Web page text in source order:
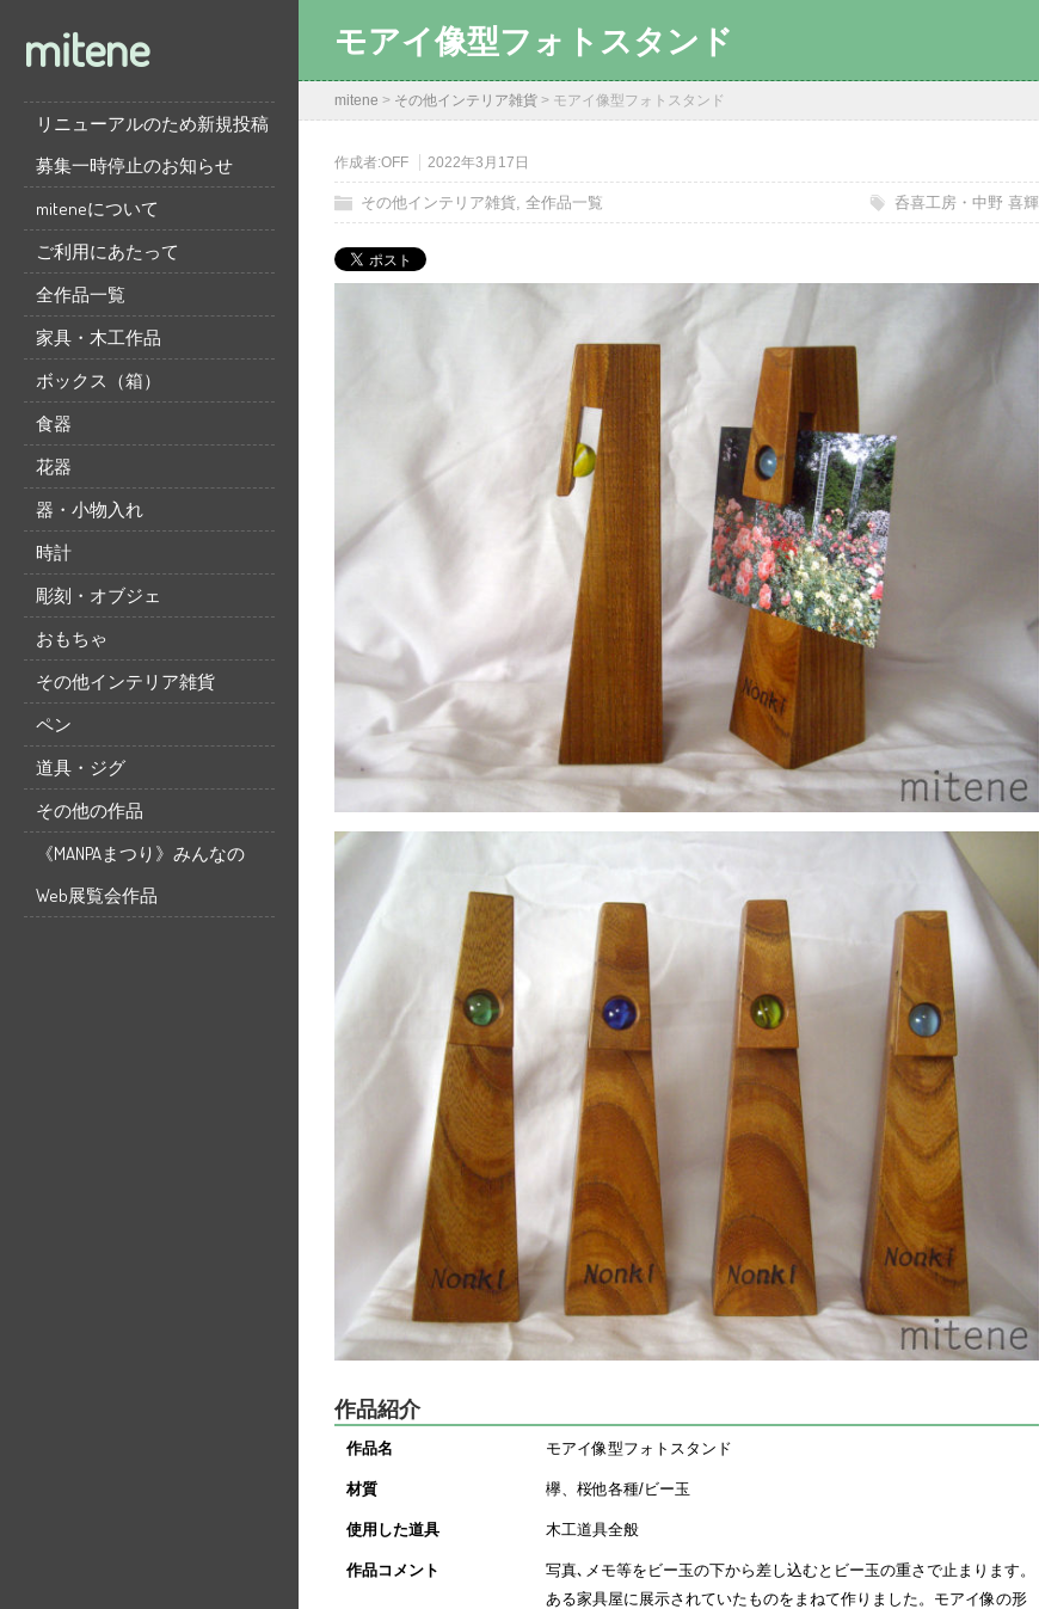
mitene
リニューアルのため新規投稿
募集一時停止のお知らせ
miteneについて
ご利用にあたって
全作品一覧
家具・木工作品
ボックス（箱）
食器
花器
器・小物入れ
時計
彫刻・オブジェ
おもちゃ
その他インテリア雑貨
ペン
道具・ジグ
その他の作品
《MANPAまつり》みんなの
Web展覧会作品
モアイ像型フォトスタンド
mitene > その他インテリア雑貨 > モアイ像型フォトスタンド
作成者:OFF 2022年3月17日
その他インテリア雑貨, 全作品一覧 呑喜工房・中野 喜輝
作品紹介
作品名 モアイ像型フォトスタンド
材質 欅、桜他各種/ビー玉
使用した道具 木工道具全般
作品コメント
写真､メモ等をビー玉の下から差し込むとビー玉の重さで止まります。
ある家具屋に展示されていたものをまねて作りました。モアイ像の形